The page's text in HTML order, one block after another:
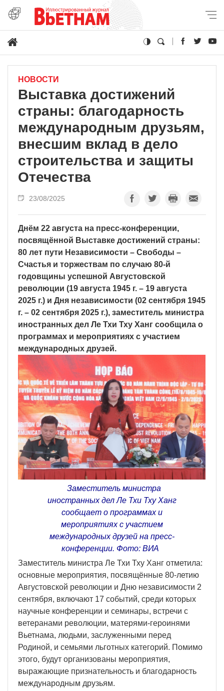
НОВОСТИ
Выставка достижений
страны: благодарность
международным друзьям,
внесшим вклад в дело
строительства и защиты
Отечества
23/08/2025
Днём 22 августа на пресс-конференции,
посвящённой Выставке достижений страны:
80 лет пути Независимости – Свободы –
Счастья и торжествам по случаю 80-й
годовщины успешной Августовской
революции (19 августа 1945 г. – 19 августа
2025 г.) и Дня независимости (02 сентября 1945
г. – 02 сентября 2025 г.), заместитель министра
иностранных дел Ле Тхи Тху Ханг сообщила о
программах и мероприятиях с участием
международных друзей.
Заместитель министра
иностранных дел Ле Тхи Тху Ханг
сообщает о программах и
мероприятиях с участием
международных друзей на пресс-
конференции. Фото: ВИА
Заместитель министра Ле Тхи Тху Ханг отметила:
основные мероприятия, посвящённые 80-летию
Августовской революции и Дню независимости 2
сентября, включают 17 событий, среди которых
научные конференции и семинары, встречи с
ветеранами революции, матерями-героинями
Вьетнама, людьми, заслуженными перед
Родиной, и семьями льготных категорий. Помимо
этого, будут организованы мероприятия,
выражающие признательность и благодарность
международным друзьям.